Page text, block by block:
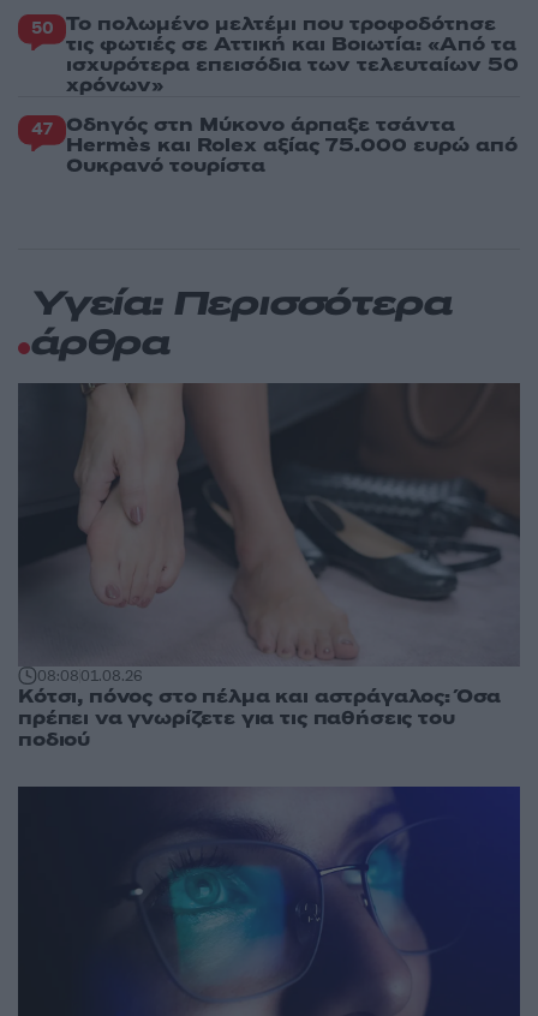
50 Το πολωμένο μελτέμι που τροφοδότησε
τις φωτιές σε Αττική και Βοιωτία: «Από τα
ισχυρότερα επεισόδια των τελευταίων 50
χρόνων»
47 Οδηγός στη Μύκονο άρπαξε τσάντα
Hermès και Rolex αξίας 75.000 ευρώ από
Ουκρανό τουρίστα
Υγεία: Περισσότερα
άρθρα
08:0801.08.26
Κότσι, πόνος στο πέλμα και αστράγαλος: Όσα
πρέπει να γνωρίζετε για τις παθήσεις του
ποδιού